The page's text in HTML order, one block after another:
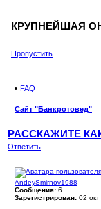
КРУПНЕЙШАЯ
Пропустить
FAQ
Сайт "Банкротовед"
РАССКАЖИТЕ
Ответить
AndeySmirnov1988
Сообщения: 6
Зарегистрирован: 02